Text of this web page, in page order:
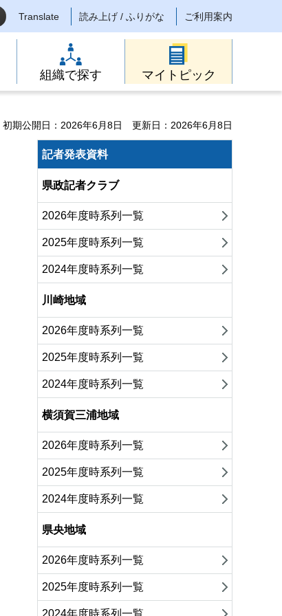
Translate 読み上げ / ふりがな ご利用案内
組織で探す マイトピック
初期公開日：2026年6月8日 更新日：2026年6月8日
記者発表資料
県政記者クラブ
2026年度時系列一覧
2025年度時系列一覧
2024年度時系列一覧
川崎地域
2026年度時系列一覧
2025年度時系列一覧
2024年度時系列一覧
横須賀三浦地域
2026年度時系列一覧
2025年度時系列一覧
2024年度時系列一覧
県央地域
2026年度時系列一覧
2025年度時系列一覧
2024年度時系列一覧